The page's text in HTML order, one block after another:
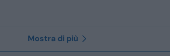
Mostra di più